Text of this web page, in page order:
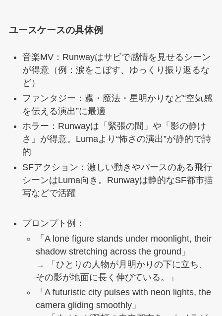
ユースケースの具体例
音楽MV：Runwayはサビで感情を見せるシーン
が得意（例：涙をこぼす、ゆっくり振り返るな
ど）
ファンタジー：霧・魔法・星明かりなど“空気感
を伝える演出”に最適
ホラー：Runwayは「緊張の間」や「影の静け
さ」が得意。Lumaより“怖さの演出”が静的で詩
的
SFアクション：激しい動きやパースのある飛行
シーンはLuma向き。Runwayは静的なSF都市描
写などで活躍
プロンプト例：
「A lone figure stands under moonlight, their
shadow stretching across the ground」
→ 「ひとりの人物が月明かりの下に立ち、
その影が地面に長く伸びている。」
「A futuristic city pulses with neon lights, the
camera gliding smoothly」